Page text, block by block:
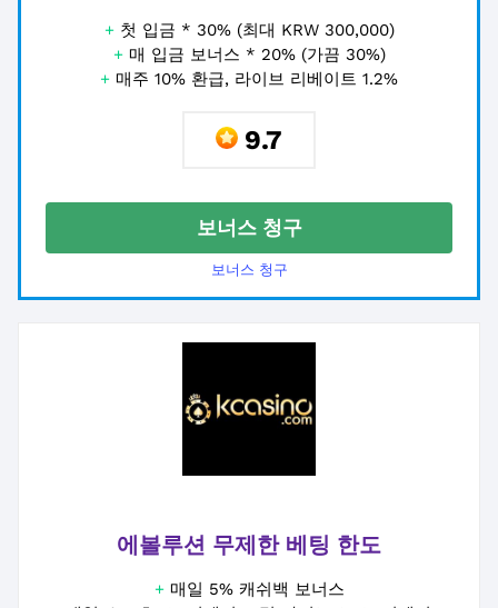
+ 첫 입금 * 30% (최대 KRW 300,000)
+ 매 입금 보너스 * 20% (가끔 30%)
+ 매주 10% 환급, 라이브 리베이트 1.2%
9.7
보너스 청구
보너스 청구
에볼루션 무제한 베팅 한도
+ 매일 5% 캐쉬백 보너스